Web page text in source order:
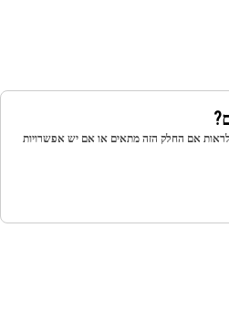
אם החלק הזה מתאים או אם יש אפשרויות